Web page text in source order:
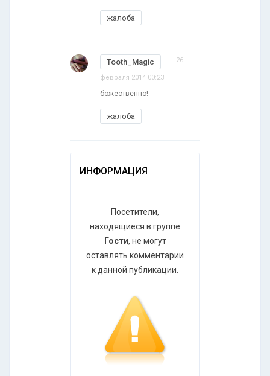
жалоба
Tooth_Magic 26
февраля 2014 00:23
божественно!
жалоба
ИНФОРМАЦИЯ
Посетители,
находящиеся в группе
Гости, не могут
оставлять комментарии
к данной публикации.